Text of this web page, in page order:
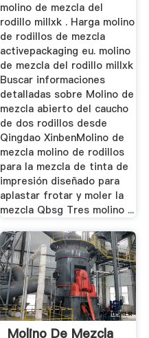
molino de mezcla del
rodillo millxk . Harga molino
de rodillos de mezcla
activepackaging eu. molino
de mezcla del rodillo millxk
Buscar informaciones
detalladas sobre Molino de
mezcla abierto del caucho
de dos rodillos desde
Qingdao XinbenMolino de
mezcla molino de rodillos
para la mezcla de tinta de
impresión diseñado para
aplastar frotar y moler la
mezcla Qbsg Tres molino ...
Molino De Mezcla